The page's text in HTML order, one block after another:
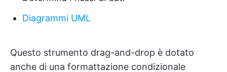
Diagrammi UML
Questo strumento drag-and-drop è dotato
anche di una formattazione condizionale